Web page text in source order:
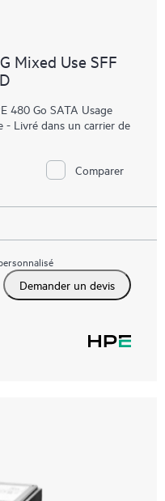
Mixed Use SFF
480 Go SATA Usage
Livré dans un carrier de
Comparer
Demander un devis